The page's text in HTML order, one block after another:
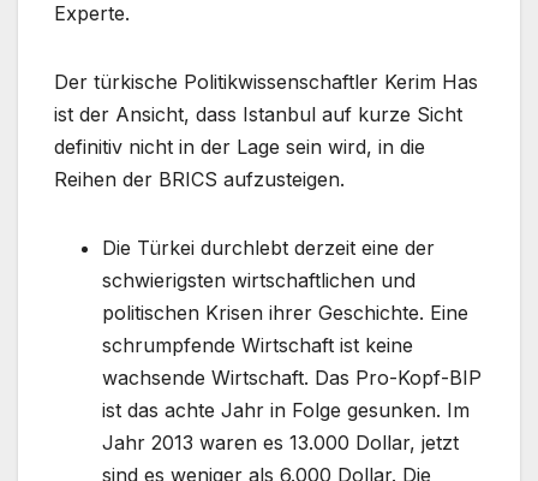
Experte.
Der türkische Politikwissenschaftler Kerim Has
ist der Ansicht, dass Istanbul auf kurze Sicht
definitiv nicht in der Lage sein wird, in die
Reihen der BRICS aufzusteigen.
Die Türkei durchlebt derzeit eine der
schwierigsten wirtschaftlichen und
politischen Krisen ihrer Geschichte. Eine
schrumpfende Wirtschaft ist keine
wachsende Wirtschaft. Das Pro-Kopf-BIP
ist das achte Jahr in Folge gesunken. Im
Jahr 2013 waren es 13.000 Dollar, jetzt
sind es weniger als 6.000 Dollar. Die